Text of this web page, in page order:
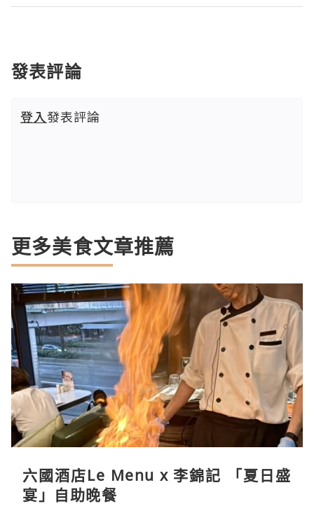
發表評論
登入發表評論
更多美食文章推薦
六國酒店Le Menu x 李錦記 「夏日盛
宴」自助晚餐